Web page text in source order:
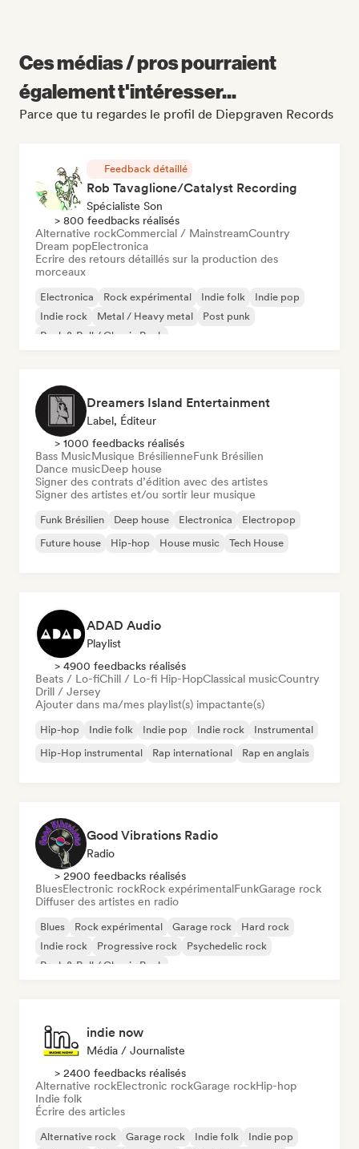
Ces médias / pros pourraient
également t'intéresser...
Parce que tu regardes le profil de Diepgraven Records
Feedback détaillé
Rob Tavaglione/Catalyst Recording
Spécialiste Son
> 800 feedbacks réalisés
Alternative rockCommercial / MainstreamCountry
Dream popElectronica
Ecrire des retours détaillés sur la production des
morceaux
Electronica Rock expérimental Indie folk
Indie pop
Indie rock
Metal / Heavy metal
Post punk
Rock & Roll / Classic Rock
Dreamers Island Entertainment
Label, Éditeur
> 1000 feedbacks réalisés
Bass MusicMusique BrésilienneFunk Brésilien
Dance musicDeep house
Signer des contrats d’édition avec des artistes
Signer des artistes et/ou sortir leur musique
Funk Brésilien Deep house Electronica
Electropop
Future house
Hip-hop House music Tech House
ADAD Audio
Playlist
> 4900 feedbacks réalisés
Beats / Lo-fiChill / Lo-fi Hip-HopClassical musicCountry
Drill / Jersey
Ajouter dans ma/mes playlist(s) impactante(s)
Hip-hop Indie folk Indie pop Indie rock
Instrumental
Hip-Hop instrumental
Rap international Rap en anglais
Good Vibrations Radio
Radio
> 2900 feedbacks réalisés
BluesElectronic rockRock expérimentalFunkGarage rock
Diffuser des artistes en radio
Blues Rock expérimental Garage rock
Hard rock
Indie rock
Progressive rock
Psychedelic rock
Rock & Roll / Classic Rock
indie now
Média / Journaliste
> 2400 feedbacks réalisés
Alternative rockElectronic rockGarage rockHip-hop
Indie folk
Écrire des articles
Alternative rock Garage rock Indie folk
Indie pop